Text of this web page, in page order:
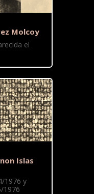
Molcoy
el
Islas
1976 y
1976